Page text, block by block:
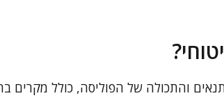
והתכולה של הפוליסה, כולל מקרים